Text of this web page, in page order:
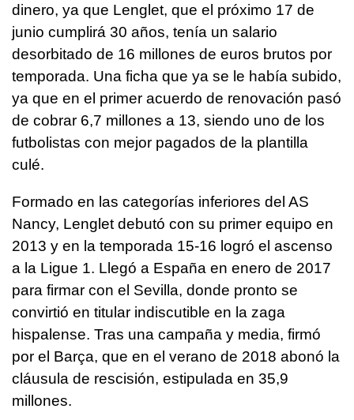
dinero, ya que Lenglet, que el próximo 17 de
junio cumplirá 30 años, tenía un salario
desorbitado de 16 millones de euros brutos por
temporada. Una ficha que ya se le había subido,
ya que en el primer acuerdo de renovación pasó
de cobrar 6,7 millones a 13, siendo uno de los
futbolistas con mejor pagados de la plantilla
culé.
Formado en las categorías inferiores del AS
Nancy, Lenglet debutó con su primer equipo en
2013 y en la temporada 15-16 logró el ascenso
a la Ligue 1. Llegó a España en enero de 2017
para firmar con el Sevilla, donde pronto se
convirtió en titular indiscutible en la zaga
hispalense. Tras una campaña y media, firmó
por el Barça, que en el verano de 2018 abonó la
cláusula de rescisión, estipulada en 35,9
millones.